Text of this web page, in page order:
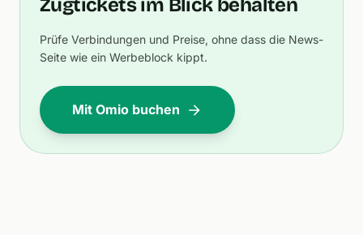
Zugtickets im Blick behalten
Prüfe Verbindungen und Preise, ohne dass die News-
Seite wie ein Werbeblock kippt.
Mit Omio buchen